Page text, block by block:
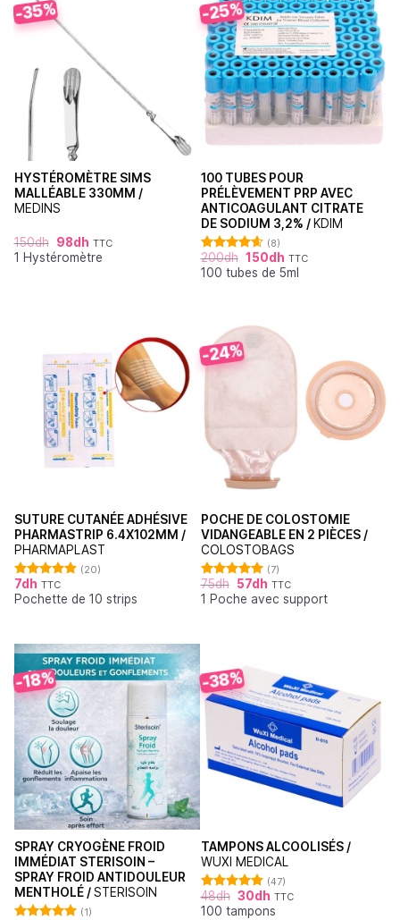
-35%
HYSTÉROMÈTRE SIMS
MALLÉABLE 330MM /
MEDINS
150dh 98dh TTC
1 Hystéromètre
-25%
100 TUBES POUR
PRÉLÈVEMENT PRP AVEC
ANTICOAGULANT CITRATE
DE SODIUM 3,2% / KDIM
Note4.63
sur 5
(8)
200dh 150dh TTC
100 tubes de 5ml
SUTURE CUTANÉE ADHÉSIVE
PHARMASTRIP 6.4X102MM /
PHARMAPLAST
Note4.90
sur 5
(20)
7dh TTC
Pochette de 10 strips
-24%
POCHE DE COLOSTOMIE
VIDANGEABLE EN 2 PIÈCES /
COLOSTOBAGS
Note
5.00
sur 5
(7)
75dh 57dh TTC
1 Poche avec support
-18%
SPRAY CRYOGÈNE FROID
IMMÉDIAT STERISOIN –
SPRAY FROID ANTIDOULEUR
MENTHOLÉ /STERISOIN
(1)
-38%
TAMPONS ALCOOLISÉS /
WUXI MEDICAL
Note 4.87
sur 5
(47)
48dh 30dh TTC
100 tampons